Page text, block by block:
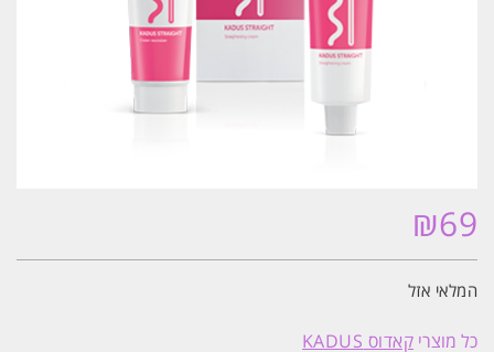
₪69
המלאי אזל
כל מוצרי קאדוס KADUS